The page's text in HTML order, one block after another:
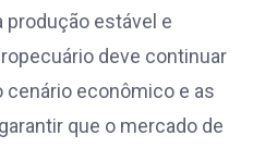
estável e
deve continuar
cenário econômico e as
que o mercado de